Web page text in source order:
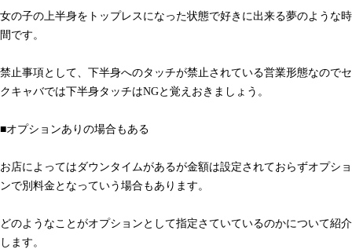
女の子の上半身をトップレスになった状態で好きに出来る夢のような時
間です。
禁止事項として、下半身へのタッチが禁止されている営業形態なのでセ
クキャバでは下半身タッチはNGと覚えおきましょう。
■オプションありの場合もある
お店によってはダウンタイムがあるが金額は設定されておらずオプショ
ンで別料金となっていう場合もあります。
どのようなことがオプションとして指定さていているのかについて紹介
します。